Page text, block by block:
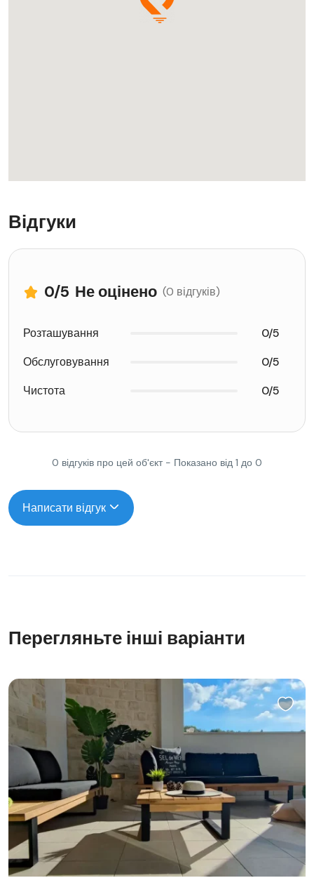
Відгуки
0/5 Не оцінено (0 відгуків)
Розташування
0/5
Обслуговування
0/5
Чистота
0/5
0 відгуків про цей об'єкт - Показано від 1 до 0
Написати відгук
Перегляньте інші варіанти